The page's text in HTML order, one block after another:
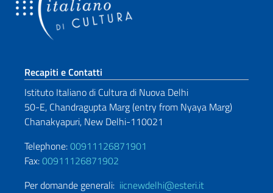
Sezione footer
Recapiti e Contatti
Istituto Italiano di Cultura di Nuova Delhi
50-E, Chandragupta Marg (entry from Nyaya Marg)
Chanakyapuri, New Delhi-110021
Telephone:00911126871901
Fax:00911126871902
Per domande generali: iicnewdelhi@esteri.it